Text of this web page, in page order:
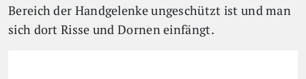
Bereich der Handgelenke ungeschützt ist und man
sich dort Risse und Dornen einfängt.